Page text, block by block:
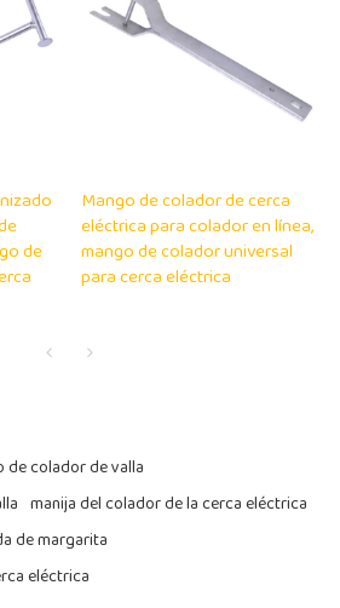
de
Mango de colador de cerca
eléctrica para colador en línea,
mango de colador universal
para cerca eléctrica
de colador de valla
manija del colador de la cerca eléctrica
de margarita
eléctrica